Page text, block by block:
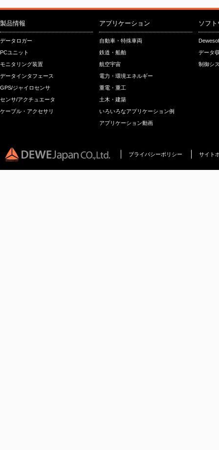
製品情報
データロガー
PCユニット
モニタリング装置
データインタフェース
GPS/ジャイロセンサ
センサ/アクチュエータ
ケーブル・アクセサリ
アプリケーション
自動車・特殊車両
鉄道・船舶
航空宇宙
電力・環境エネルギー
重電・重工
土木・建築
いろいろなアプリケーション例
アプリケーション動画
ソフ
データ
制御シ
プライバシーポリシー サイト